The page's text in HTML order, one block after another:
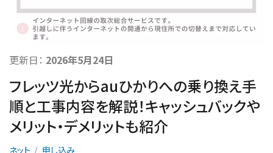
更新日： 2026年5月24日
フレッツ光からauひかりへの乗り換え手
順と工事内容を解説！キャッシュバックや
メリット・デメリットも紹介
ネット 申し込み